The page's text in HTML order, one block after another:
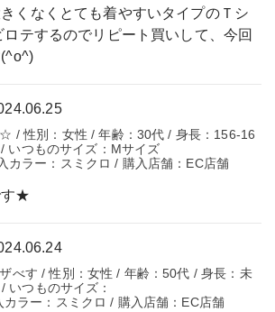
くなくとても着やすいタイプのＴシ
ロテするのでリピート買いして、今回
/ 性別：女性 / 年齢：30代 / 身長：156-16
いつものサイズ：Mサイズ
カラー：スミクロ / 購入店舗：EC店舗
す★
べす / 性別：女性 / 年齢：50代 / 身長：未
いつものサイズ：
カラー：スミクロ / 購入店舗：EC店舗